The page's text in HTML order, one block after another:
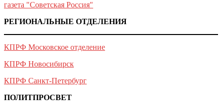
газета "Советская Россия"
РЕГИОНАЛЬНЫЕ ОТДЕЛЕНИЯ
КПРФ Московское отделение
КПРФ Новосибирск
КПРФ Санкт-Петербург
ПОЛИТПРОСВЕТ